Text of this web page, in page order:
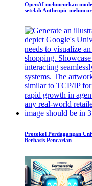
OpenAI meluncurkan
setelah Anthropic
Protokol Perdagangan
Berbasis Pencarian